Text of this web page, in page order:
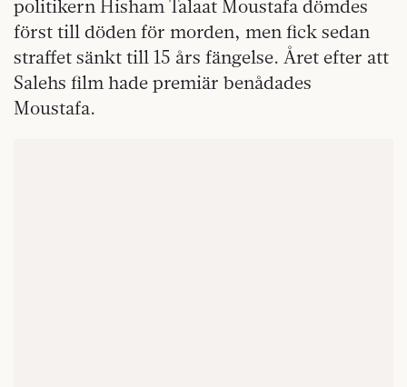
politikern Hisham Talaat Moustafa dömdes
först till döden för morden, men fick sedan
straffet sänkt till 15 års fängelse. Året efter att
Salehs film hade premiär benådades
Moustafa.